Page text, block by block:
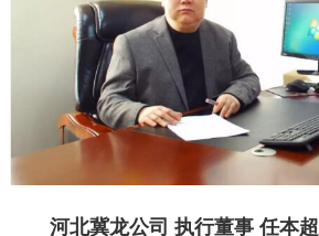
河北冀龙公司 执行董事 任本超